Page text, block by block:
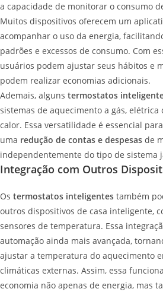
a capacidade de monitorar o consumo
Muitos dispositivos oferecem um
acompanhar o uso da energia,
padrões e excessos de consumo. Com
usuários podem ajustar seus hábitos e
podem realizar economias adicionais.
Ademais, alguns termostatos
sistemas de aquecimento a gás, elétrica
calor. Essa versatilidade é essencial
uma redução de contas e despesas de
independentemente do tipo de sistema
Integração com Outros
Os termostatos inteligentes também
outros dispositivos de casa inteligente,
sensores de temperatura. Essa
automação ainda mais avançada,
ajustar a temperatura do aquecimento
climáticas externas. Assim, essa
economia não apenas de energia, mas